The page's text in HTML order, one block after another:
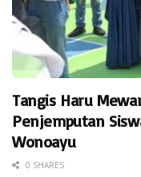
Tangis Haru
Penjemputan
Wonoayu
0 SHARES